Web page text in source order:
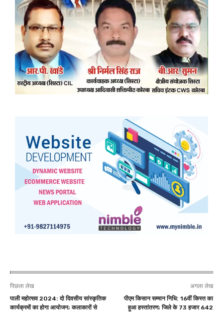
पिछला लेख
पाली महोत्सव 2024: दो दिवसीय सांस्कृतिक
कार्यक्रमों का होगा आयोजन; कलाकारों से
अगला लेख
पीएम किसान सम्मान निधि: 16वीं किस्त का
हुआ हस्तांतरण; जिले के 73 हजार 642